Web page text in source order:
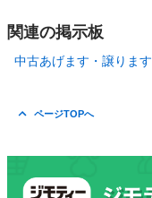
関連の掲示板
中古あげます・譲ります
ページTOPへ